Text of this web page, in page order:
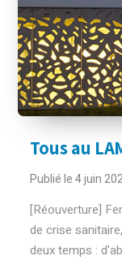
Tous au
Publié le 4 juin
[Réouverture]
de crise
deux temps :